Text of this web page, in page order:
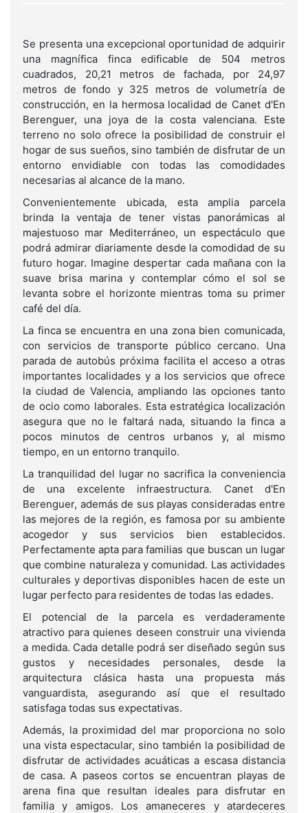
Se presenta una excepcional oportunidad de adquirir
una magnífica finca edificable de 504 metros
cuadrados, 20,21 metros de fachada, por 24,97
metros de fondo y 325 metros de volumetría de
construcción, en la hermosa localidad de Canet d'En
Berenguer, una joya de la costa valenciana. Este
terreno no solo ofrece la posibilidad de construir el
hogar de sus sueños, sino también de disfrutar de un
entorno envidiable con todas las comodidades
necesarias al alcance de la mano.
Convenientemente ubicada, esta amplia parcela
brinda la ventaja de tener vistas panorámicas al
majestuoso mar Mediterráneo, un espectáculo que
podrá admirar diariamente desde la comodidad de su
futuro hogar. Imagine despertar cada mañana con la
suave brisa marina y contemplar cómo el sol se
levanta sobre el horizonte mientras toma su primer
café del día.
La finca se encuentra en una zona bien comunicada,
con servicios de transporte público cercano. Una
parada de autobús próxima facilita el acceso a otras
importantes localidades y a los servicios que ofrece
la ciudad de Valencia, ampliando las opciones tanto
de ocio como laborales. Esta estratégica localización
asegura que no le faltará nada, situando la finca a
pocos minutos de centros urbanos y, al mismo
tiempo, en un entorno tranquilo.
La tranquilidad del lugar no sacrifica la conveniencia
de una excelente infraestructura. Canet d'En
Berenguer, además de sus playas consideradas entre
las mejores de la región, es famosa por su ambiente
acogedor y sus servicios bien establecidos.
Perfectamente apta para familias que buscan un lugar
que combine naturaleza y comunidad. Las actividades
culturales y deportivas disponibles hacen de este un
lugar perfecto para residentes de todas las edades.
El potencial de la parcela es verdaderamente
atractivo para quienes deseen construir una vivienda
a medida. Cada detalle podrá ser diseñado según sus
gustos y necesidades personales, desde la
arquitectura clásica hasta una propuesta más
vanguardista, asegurando así que el resultado
satisfaga todas sus expectativas.
Además, la proximidad del mar proporciona no solo
una vista espectacular, sino también la posibilidad de
disfrutar de actividades acuáticas a escasa distancia
de casa. A paseos cortos se encuentran playas de
arena fina que resultan ideales para disfrutar en
familia y amigos. Los amaneceres y atardeceres